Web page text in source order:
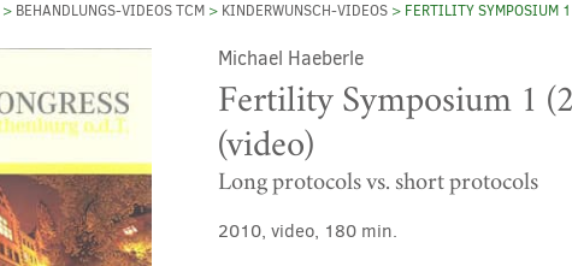
> BEHANDLUNGS-VIDEOS TCM > KINDERWUNSCH-VIDEOS > FERTILITY SYMPOSIUM
Michael Haeberle
Fertility Symposium 1
(video)
Long protocols vs. short protocols
2010, video, 180 min.